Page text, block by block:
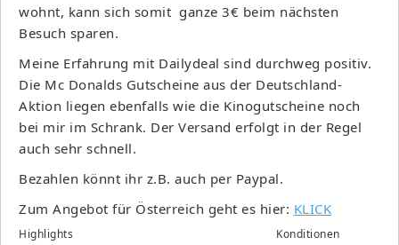
wohnt, kann sich somit ganze 3€ beim nächsten
Besuch sparen.
Meine Erfahrung mit Dailydeal sind durchweg positiv.
Die Mc Donalds Gutscheine aus der Deutschland-
Aktion liegen ebenfalls wie die Kinogutscheine noch
bei mir im Schrank. Der Versand erfolgt in der Regel
auch sehr schnell.
Bezahlen könnt ihr z.B. auch per Paypal.
Zum Angebot für Österreich geht es hier: KLICK
Highlights Konditionen